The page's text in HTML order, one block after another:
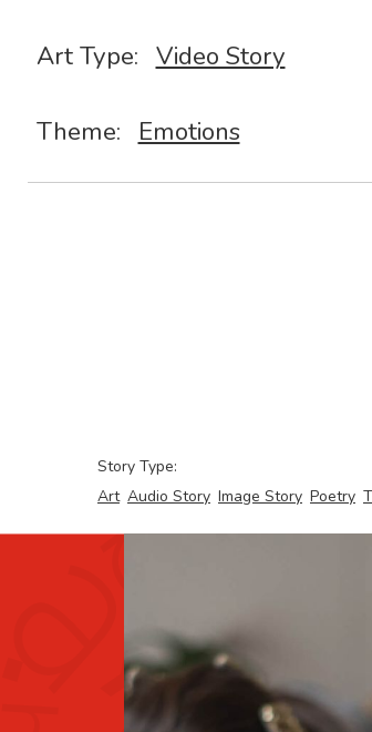
Art Type: Video Story
Theme: Emotions
Story Type:
Art Audio Story Image Story Poetry